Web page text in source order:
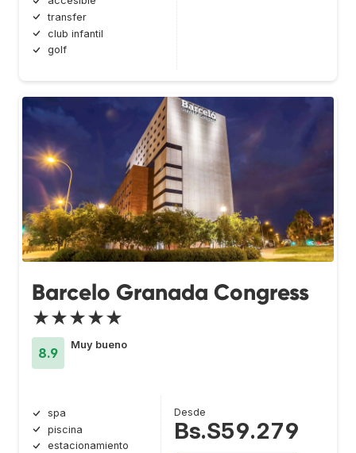
transfer
club infantil
golf
Barcelo Granada Congress
★★★★★
8.9
Muy bueno
spa
piscina
estacionamiento
Desde
Bs.S59.279